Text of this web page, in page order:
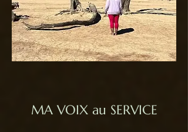
MA VOIX au SERVICE